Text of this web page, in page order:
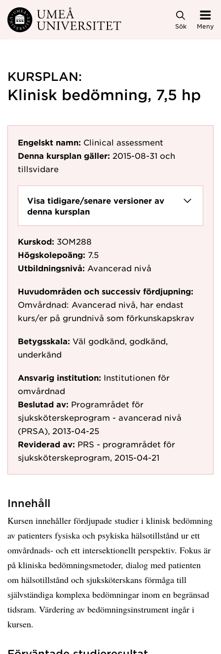
Hoppa direkt till innehållet
Sök Meny
KURSPLAN:
Klinisk bedömning, 7,5 hp
Engelskt namn: Clinical assessment
Denna kursplan gäller: 2015-08-31 och
tillsvidare
Visa tidigare/senare versioner av
denna kursplan
Kurskod: 3OM288
Högskolepoäng: 7.5
Utbildningsnivå: Avancerad nivå
Huvudområden och successiv fördjupning:
Omvårdnad: Avancerad nivå, har endast
kurs/er på grundnivå som förkunskapskrav
Betygsskala: Väl godkänd, godkänd,
underkänd
Ansvarig institution: Institutionen för
omvårdnad
Beslutad av: Programrådet för
sjuksköterskeprogram - avancerad nivå
(PRSA), 2013-04-25
Reviderad av: PRS - programrådet för
sjuksköterskeprogram, 2015-04-21
Innehåll
Kursen innehåller fördjupade studier i klinisk bedömning
av patienters fysiska och psykiska hälsotillstånd ur ett
omvårdnads- och ett intersektionellt perspektiv. Fokus är
på kliniska bedömningsmetoder, dialog med patienten
om hälsotillstånd och sjuksköterskans förmåga till
självständiga komplexa bedömningar inom en begränsad
tidsram. Värdering av bedömningsinstrument ingår i
kursen.